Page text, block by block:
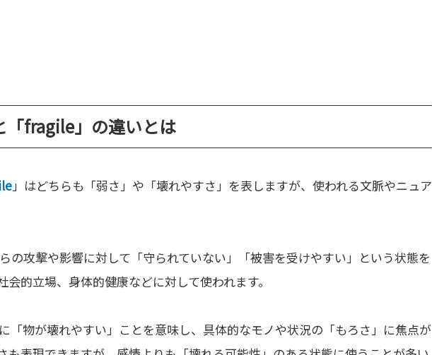
「fragile」の違いとは
」はどちらも「弱さ」や「壊れやすさ」を表しますが、使われる文脈やニュア
の攻撃や影響に対して「守られていない」「被害を受けやすい」という状態を
的立場、身体的健康などに対して使われます。
「物が壊れやすい」ことを意味し、具体的なモノや状況の「もろさ」に焦点が